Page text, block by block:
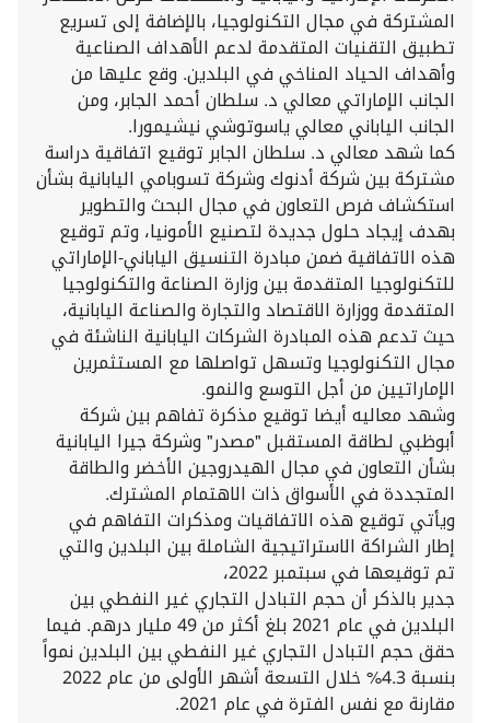
المشتركة في مجال التكنولوجيا، بالإضافة إلى تسريع
تطبيق التقنيات المتقدمة لدعم الأهداف الصناعية
وأهداف الحياد المناخي في البلدين. وقع عليها من
الجانب الإماراتي معالي د. سلطان أحمد الجابر، ومن
الجانب الياباني معالي ياسوتوشي نيشيمورا.
كما شهد معالي د. سلطان الجابر توقيع اتفاقية دراسة
مشتركة بين شركة أدنوك وشركة تسوبامي اليابانية بشأن
استكشاف فرص التعاون في مجال البحث والتطوير
بهدف إيجاد حلول جديدة لتصنيع الأمونيا، وتم توقيع
هذه الاتفاقية ضمن مبادرة التنسيق الياباني-الإماراتي
للتكنولوجيا المتقدمة بين وزارة الصناعة والتكنولوجيا
المتقدمة ووزارة الاقتصاد والتجارة والصناعة اليابانية،
حيث تدعم هذه المبادرة الشركات اليابانية الناشئة في
مجال التكنولوجيا وتسهل تواصلها مع المستثمرين
الإماراتيين من أجل التوسع والنمو.
وشهد معاليه أيضا توقيع مذكرة تفاهم بين شركة
أبوظبي لطاقة المستقبل "مصدر" وشركة جيرا اليابانية
بشأن التعاون في مجال الهيدروجين الأخضر والطاقة
المتجددة في الأسواق ذات الاهتمام المشترك.
ويأتي توقيع هذه الاتفاقيات ومذكرات التفاهم في
إطار الشراكة الاستراتيجية الشاملة بين البلدين والتي
تم توقيعها في سبتمبر 2022،
جدير بالذكر أن حجم التبادل التجاري غير النفطي بين
البلدين في عام 2021 بلغ أكثر من 49 مليار درهم. فيما
حقق حجم التبادل التجاري غير النفطي بين البلدين نمواً
بنسبة 4.3% خلال التسعة أشهر الأولى من عام 2022
مقارنة مع نفس الفترة في عام 2021.